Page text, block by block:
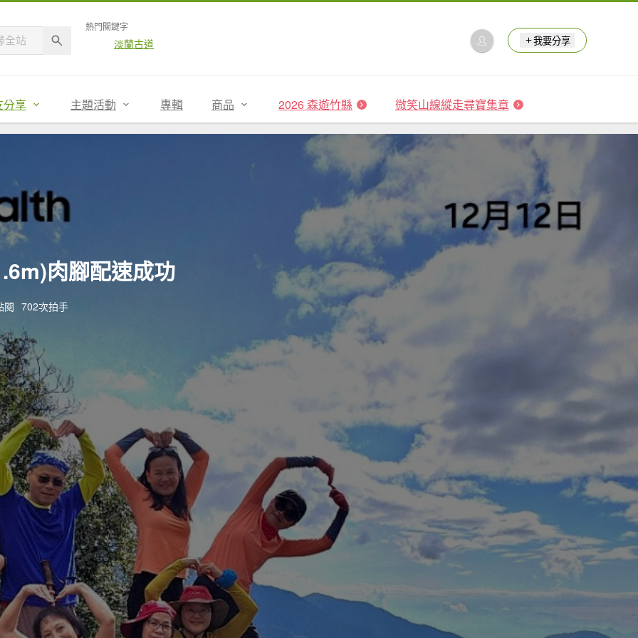
熱門關鍵字
淡蘭古道 我要分享
分享 主題活動 專輯 商品 2026 森遊竹縣 微笑山線縱走尋寶集章
肉腳配速成功
閱 702次拍手